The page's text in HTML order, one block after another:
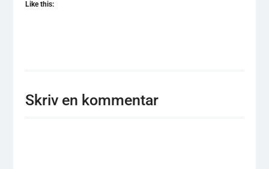
Like this:
Skriv en kommentar